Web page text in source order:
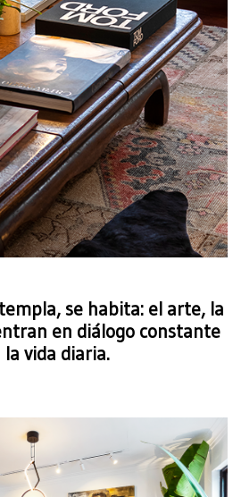
se habita: el arte, la
en diálogo constante
la vida diaria.